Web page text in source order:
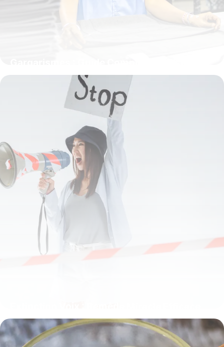
11 juin 2026